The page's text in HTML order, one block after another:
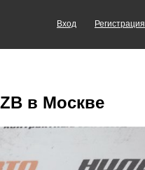
Вход Регистрация
в Москве